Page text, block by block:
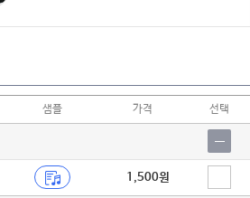
샘플 가격 선택
1,500원